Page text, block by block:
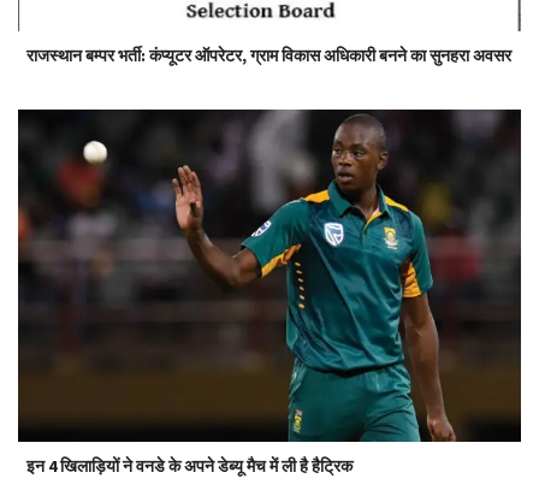
राजस्थान बम्पर भर्ती: कंप्यूटर ऑपरेटर, ग्राम विकास अधिकारी बनने का सुनहरा अवसर
इन 4 खिलाड़ियों ने वनडे के अपने डेब्यू मैच में ली है हैट्रिक